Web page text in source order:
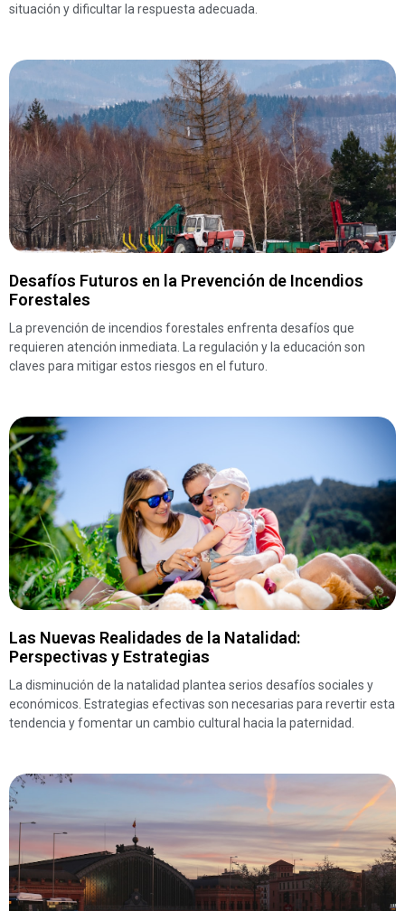
situación y dificultar la respuesta adecuada.
Desafíos Futuros en la Prevención de Incendios
Forestales
La prevención de incendios forestales enfrenta desafíos que
requieren atención inmediata. La regulación y la educación son
claves para mitigar estos riesgos en el futuro.
Las Nuevas Realidades de la Natalidad:
Perspectivas y Estrategias
La disminución de la natalidad plantea serios desafíos sociales y
económicos. Estrategias efectivas son necesarias para revertir esta
tendencia y fomentar un cambio cultural hacia la paternidad.